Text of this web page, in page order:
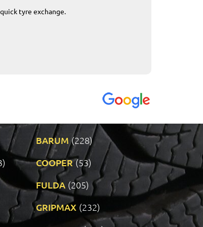
tyre exchange.
BARUM (228)
COOPER (53)
FULDA (205)
GRIPMAX (232)